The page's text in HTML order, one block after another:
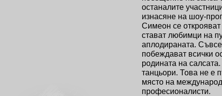
останалите
изнасяне на шоу-
Симеон се
стават любимци на
аплодираната.
побеждават всички
родината на
танцьори. Това не е
място на
професионалисти.